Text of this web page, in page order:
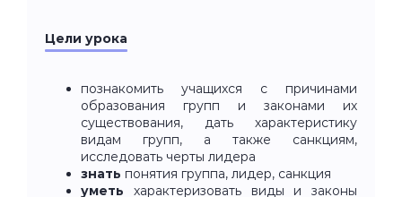
Цели урока
познакомить учащихся с причинами
образования групп и законами их
существования, дать характеристику
видам групп, а также санкциям,
исследовать черты лидера
знать понятия группа, лидер, санкция
уметь характеризовать виды и законы